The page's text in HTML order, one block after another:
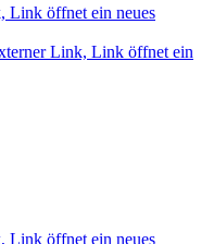
Link öffnet ein neues
Link, Link öffnet ein
Link öffnet ein neues